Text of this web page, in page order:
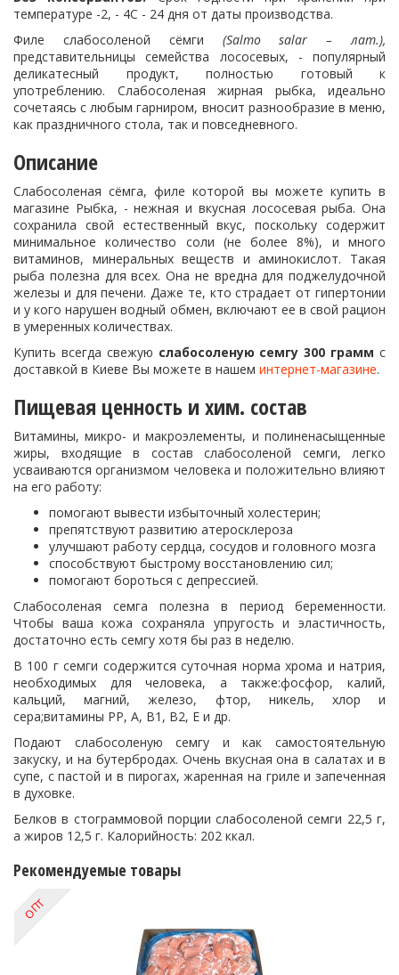
температуре -2, - 4С - 24 дня от даты производства.
Филе слабосоленой сёмги (Salmo salar – лат.),
представительницы семейства лососевых, - популярный
деликатесный продукт, полностью готовый к
употреблению. Слабосоленая жирная рыбка, идеально
сочетаясь с любым гарниром, вносит разнообразие в меню,
как праздничного стола, так и повседневного.
Описание
Слабосоленая сёмга, филе которой вы можете купить в
магазине Рыбка, - нежная и вкусная лососевая рыба. Она
сохранила свой естественный вкус, поскольку содержит
минимальное количество соли (не более 8%), и много
витаминов, минеральных веществ и аминокислот. Такая
рыба полезна для всех. Она не вредна для поджелудочной
железы и для печени. Даже те, кто страдает от гипертонии
и у кого нарушен водный обмен, включают ее в свой рацион
в умеренных количествах.
Купить всегда свежую слабосоленую семгу 300 грамм с
доставкой в Киеве Вы можете в нашем интернет-магазине.
Пищевая ценность и хим. состав
Витамины, микро- и макроэлементы, и полиненасыщенные
жиры, входящие в состав слабосоленой семги, легко
усваиваются организмом человека и положительно влияют
на его работу:
помогают вывести избыточный холестерин;
препятствуют развитию атеросклероза
улучшают работу сердца, сосудов и головного мозга
способствуют быстрому восстановлению сил;
помогают бороться с депрессией.
Слабосоленая семга полезна в период беременности.
Чтобы ваша кожа сохраняла упругость и эластичность,
достаточно есть семгу хотя бы раз в неделю.
В 100 г семги содержится суточная норма хрома и натрия,
необходимых для человека, а также:фосфор, калий,
кальций, магний, железо, фтор, никель, хлор и
сера;витамины РР, А, В1, В2, Е и др.
Подают слабосоленую семгу и как самостоятельную
закуску, и на бутербродах. Очень вкусная она в салатах и ​​в
супе, с пастой и в пирогах, жаренная на гриле и запеченная
в духовке.
Белков в стограммовой порции слабосоленой семги 22,5 г,
а жиров 12,5 г. Калорийность: 202 ккал.
Рекомендуемые товары
ОПТ